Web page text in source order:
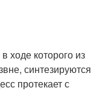
ходе которого из
синтезируются
протекает с